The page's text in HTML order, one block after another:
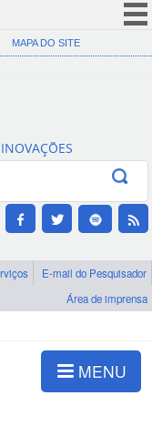
(COVID-19)
Canais
MAPA DO SITE
E-mail do Pesquisador
Área de imprensa
MENU